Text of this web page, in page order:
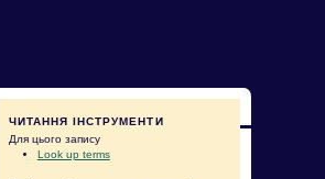
ЧИТАННЯ ІНСТРУМЕНТИ
Для цього запису
Look up terms